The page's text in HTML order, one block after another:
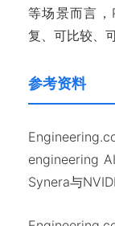
等场景而言
复、可比较、
参考资料
engineering
Synera与